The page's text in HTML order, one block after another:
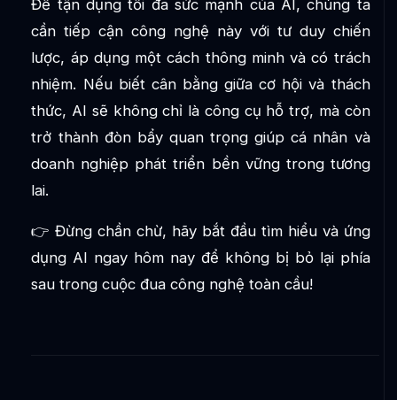
Để tận dụng tối đa sức mạnh của AI, chúng ta
cần tiếp cận công nghệ này với tư duy chiến
lược, áp dụng một cách thông minh và có trách
nhiệm. Nếu biết cân bằng giữa cơ hội và thách
thức, AI sẽ không chỉ là công cụ hỗ trợ, mà còn
trở thành đòn bẩy quan trọng giúp cá nhân và
doanh nghiệp phát triển bền vững trong tương
lai.
👉 Đừng chần chừ, hãy bắt đầu tìm hiểu và ứng
dụng AI ngay hôm nay để không bị bỏ lại phía
sau trong cuộc đua công nghệ toàn cầu!